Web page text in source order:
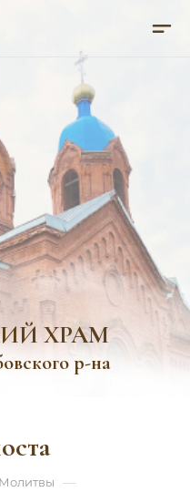
ХРАМ
р-на
Молитвы —